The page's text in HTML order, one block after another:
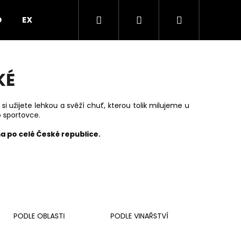
EXPRES PO PRAZE VEČÍREK V PROSEKÁRNĚ
Hledat PřihlášeníNákupní
užijete lehkou a svěží chuť, kterou tolik milujeme u
sportovce.
po celé České republice.
PODLE OBLASTI PODLE VINAŘSTVÍ